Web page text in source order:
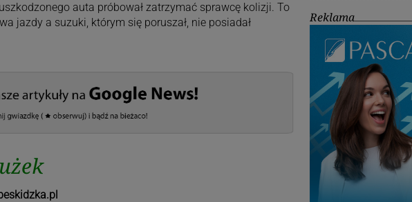
auta próbował zatrzymać sprawcę kolizji. To
jazdy a suzuki, którym się poruszał, nie posiadał
Reklama